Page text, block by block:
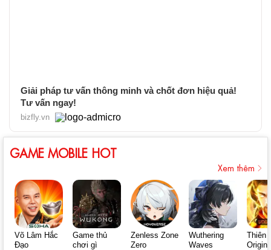
Giải pháp tư vấn thông minh và chốt đơn hiệu quả!
Tư vấn ngay!
bizfly.vn
GAME MOBILE HOT
Xem thêm
Võ Lâm Hắc
Đạo
Game thủ
chơi gì
Zenless Zone
Zero
Wuthering
Waves
Thiên
Origin